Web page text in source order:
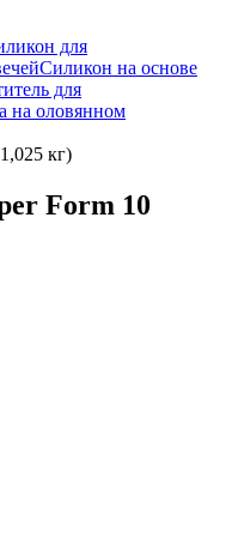
для
Силикон на основе
для
на оловянном
кг)
Form 10